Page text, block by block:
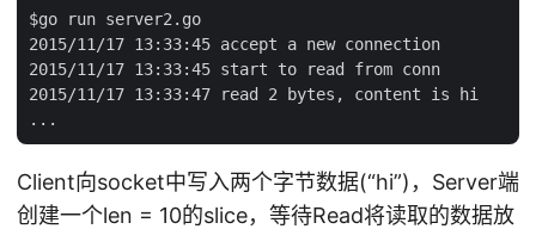
$go run server2.go
2015/11/17 13:33:45 accept a new connection
2015/11/17 13:33:45 start to read from conn
2015/11/17 13:33:47 read 2 bytes, content is hi
Client向socket中写入两个字节数据(“hi”)，Server端
创建一个len = 10的slice，等待Read将读取的数据放